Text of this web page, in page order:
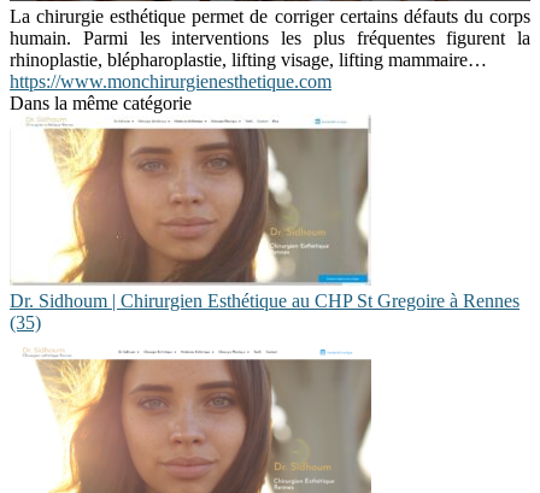
La chirurgie esthétique permet de corriger certains défauts du corps
humain. Parmi les interventions les plus fréquentes figurent la
rhinoplastie, blépharoplastie, lifting visage, lifting mammaire…
https://www.monchirurgienesthetique.com
Dans la même catégorie
Dr. Sidhoum | Chirurgien Esthétique au CHP St Gregoire à Rennes
(35)